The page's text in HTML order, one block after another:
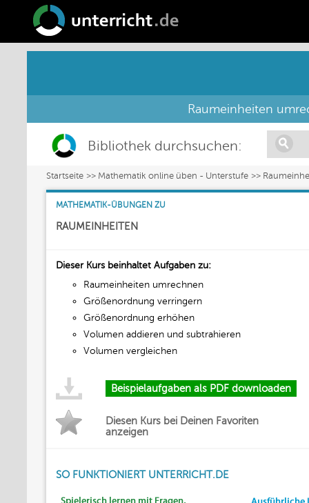
Raumeinheiten
Bibliothek durchsuchen:
Startseite Mathematik online üben - Unterstufe
MATHEMATIK-ÜBUNGEN ZU
RAUMEINHEITEN
Dieser Kurs beinhaltet Aufgaben zu:
Raumeinheiten umrechnen
Größenordnung verringern
Größenordnung erhöhen
Volumen addieren und subtrahieren
Volumen vergleichen
Beispielaufgaben als PDF downloaden
Diesen Kurs bei Deinen Favoriten
anzeigen
SO FUNKTIONIERT UNTERRICHT.DE